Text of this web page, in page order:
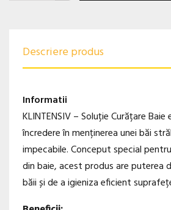
Descriere produs
Informatii
KLINTENSIV – Soluție Curățare
încredere în menținerea unei băi
impecabile. Conceput special
din baie, acest produs are puterea
băii și de a igieniza eficient